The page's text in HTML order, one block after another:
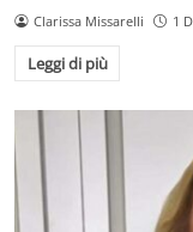
Clarissa Missarelli 1
Leggi di più